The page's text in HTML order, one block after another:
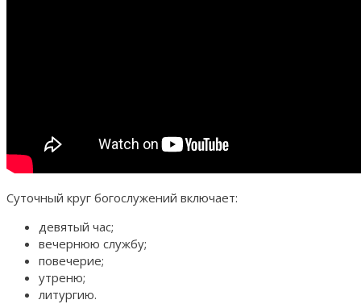
Суточный круг богослужений включает:
девятый час;
вечернюю службу;
повечерие;
утреню;
литургию.